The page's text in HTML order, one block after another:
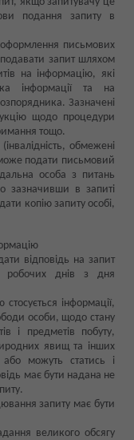
подання запиту в
письмових
запит шляхом
на інформацію, які
інформації та на
Зазначені
щодо процедури
тощо.
обмежені
подати письмовий
особа з питань
зазначивши в запиті
копію запиту особі,
відповідь на запит
робочих днів з дня
інформації,
особи, щодо стану
і предметів побуту,
явищ та інших
можуть статись і
має бути надана не
запиту має бути
великого обсягу